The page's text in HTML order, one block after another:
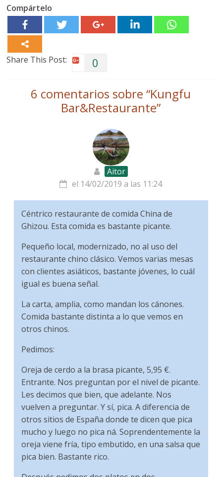
Compártelo
Share This Post: 0
6 comentarios sobre “Kungfu
Bar&Restaurante”
Aitor
el 14/02/2019 a las 11:24
Céntrico restaurante de comida China de
Ghizou. Esta comida es bastante picante.
Pequeño local, modernizado, no al uso del
restaurante chino clásico. Vemos varias mesas
con clientes asiáticos, bastante jóvenes, lo cuál
igual es buena señal.
La carta, amplia, como mandan los cánones.
Comida bastante distinta a lo que vemos en
otros chinos.
Pedimos:
Oreja de cerdo a la brasa picante, 5,95 €.
Entrante. Nos preguntan por el nivel de picante.
Les decimos que bien, que adelante. Nos
vuelven a preguntar. Y sí, pica. A diferencia de
otros sitios de España donde te dicen que pica
mucho y luego no pica ná. Soprendentemente la
oreja viene fría, tipo embutido, en una salsa que
pica bien. Bastante rico.